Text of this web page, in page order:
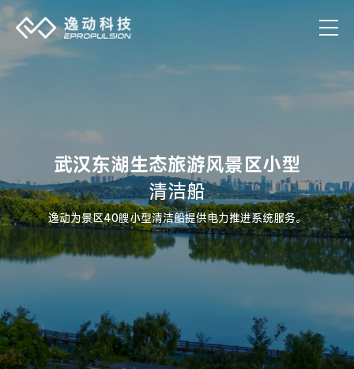
武汉东湖生态旅游风景区小型
清洁船
逸动为景区40艘小型清洁船提供电力推进系统服务。